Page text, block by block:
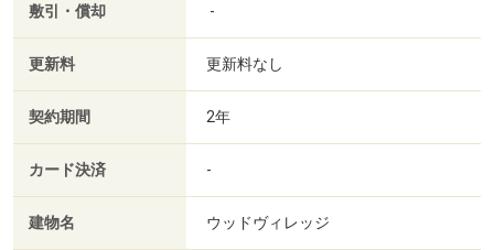
敷引・償却 -
更新料 更新料なし
契約期間 2年
カード決済 -
建物名 ウッドヴィレッジ